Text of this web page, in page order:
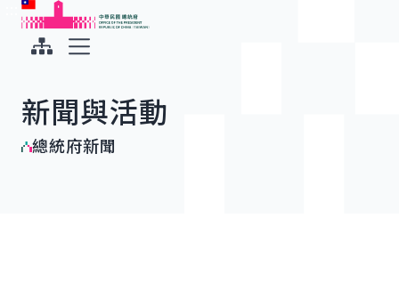
跳到主要內容
中華民國總統府
新聞與活動
總統府新聞